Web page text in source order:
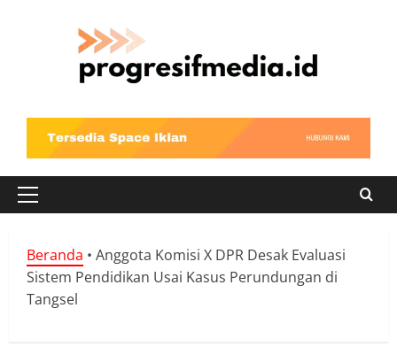
Primary
Beranda • Anggota Komisi X DPR Desak Evaluasi
Sistem Pendidikan Usai Kasus Perundungan di
Tangsel